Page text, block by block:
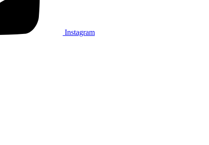
Instagram